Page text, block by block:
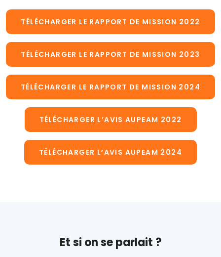
TÉLÉCHARGER LE RAPPORT DE MISSION 2022
TÉLÉCHARGER LE RAPPORT DE MISSION 2023
TÉLÉCHARGER LE RAPPORT DE MISSION 2024
TÉLÉCHARGER L’AVIS AUPEAM 2022
TÉLÉCHARGER L’AVIS AUPEAM 2024
Et si on se parlait ?